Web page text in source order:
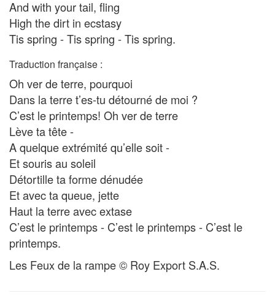
And with your tail, fling
High the dirt in ecstasy
Tis spring - Tis spring - Tis spring.
Traduction française :
Oh ver de terre, pourquoi
Dans la terre t’es-tu détourné de moi ?
C’est le printemps! Oh ver de terre
Lève ta tête -
A quelque extrémité qu’elle soit -
Et souris au soleil
Détortille ta forme dénudée
Et avec ta queue, jette
Haut la terre avec extase
C’est le printemps - C’est le printemps - C’est le
printemps.
Les Feux de la rampe © Roy Export S.A.S.